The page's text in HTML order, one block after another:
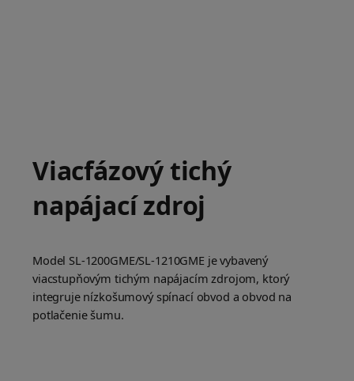
Viacfázový tichý
napájací zdroj
Model SL-1200GME/SL-1210GME je vybavený
viacstupňovým tichým napájacím zdrojom, ktorý
integruje nízkošumový spínací obvod a obvod na
potlačenie šumu.